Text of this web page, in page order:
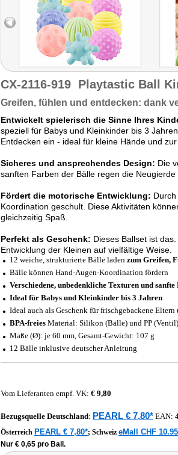
CX-2116-919 Playtastic Ball
Greifen, fühlen und entdecken: dank
Entwickelt spielerisch die Sinne Ihres
speziell für Babys und Kleinkinder bis 3
Entdecken ein - ideal für kleine Hände und
Sicheres und ansprechendes Design: Die
sanften Farben der Bälle regen die Neugierde
Fördert die motorische Entwicklung:
Koordination geschult. Diese Aktivitäten
gleichzeitig Spaß.
Perfekt als Geschenk: Dieses Ballset ist
Entwicklung der Kleinen auf vielfältige Weise.
12 weiche, strukturierte Bälle laden zum Greifen,
Bälle können Hand-Augen-Koordination fördern
Verschiedene, unbedenkliche Texturen und sanfte
Ideal für Babys und Kleinkinder bis 3 Jahren
Ideal auch als Geschenk für frischgebackene
BPA-freies Material: Silikon (Bälle) und PP (Ventil)
Maße (Ø): je 60 mm, Gesamt-Gewicht: 107 g
12 Bälle inklusive deutscher Anleitung
Vom Lieferanten empf. VK: € 9,80
Bezugsquelle Deutschland: PEARL € 7,80* EAN:
Österreich PEARL € 7,80*; Schweiz eMall CHF
Nur € 0,65 pro Ball.